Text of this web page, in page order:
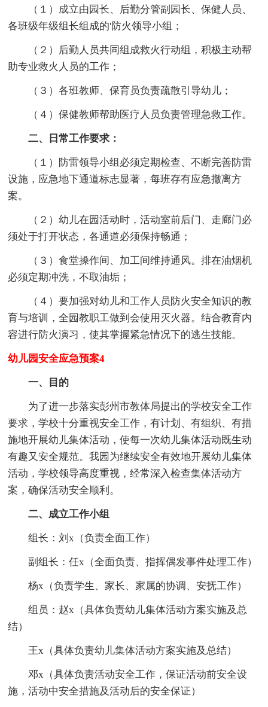
（１）成立由园长、后勤分管副园长、保健人员、
各班级年级组长组成的'防火领导小组；
（２）后勤人员共同组成救火行动组，积极主动帮
助专业救火人员的工作；
（３）各班教师、保育员负责疏散引导幼儿；
（４）保健教师帮助医疗人员负责管理急救工作。
二、日常工作要求：
（１）防雷领导小组必须定期检查、不断完善防雷
设施，应急地下通道标志显著，每班存有应急撤离方
案。
（２）幼儿在园活动时，活动室前后门、走廊门必
须处于打开状态，各通道必须保持畅通；
（３）食堂操作间、加工间维持通风。排在油烟机
必须定期冲洗，不取油垢；
（４）要加强对幼儿和工作人员防火安全知识的教
育与培训，全园教职工做到会使用灭火器。结合教育内
容进行防火演习，使其掌握紧急情况下的逃生技能。
幼儿园安全应急预案4
一、目的
为了进一步落实彭州市教体局提出的学校安全工作
要求，学校十分重视安全工作，有计划、有组织、有措
施地开展幼儿集体活动，使每一次幼儿集体活动既生动
有趣又安全规范。我园为继续安全有效地开展幼儿集体
活动，学校领导高度重视，经常深入检查集体活动方
案，确保活动安全顺利。
二、成立工作小组
组长：刘x（负责全面工作）
副组长：任x（全面负责、指挥偶发事件处理工作）
杨x（负责学生、家长、家属的协调、安抚工作）
组员：赵x（具体负责幼儿集体活动方案实施及总
结）
王x（具体负责幼儿集体活动方案实施及总结）
邓x（具体负责活动安全工作，保证活动前安全设
施，活动中安全措施及活动后的安全保证）